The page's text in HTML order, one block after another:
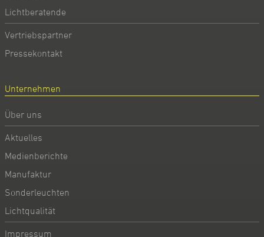
Lichtberatende
Vertriebspartner
Pressekontakt
Unternehmen
Über uns
Aktuelles
Medienberichte
Manufaktur
Sonderleuchten
Lichtqualität
Impressum